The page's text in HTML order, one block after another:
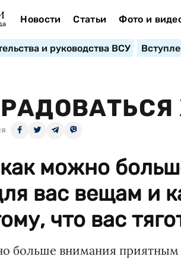
Новости Статьи Фото и
и руководства ВСУ
можно
вас вещам и
что вас
больше внимания